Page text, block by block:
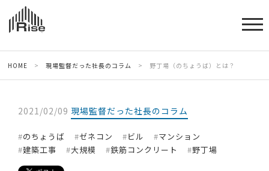
HOME > 現場監督だった社長のコラム > 野丁場（のちょうば）とは？
2021/02/09 現場監督だった社長のコラム
のちょうば ゼネコン ビル
マンション
建築工事
大規模 鉄筋コンクリート 野丁場